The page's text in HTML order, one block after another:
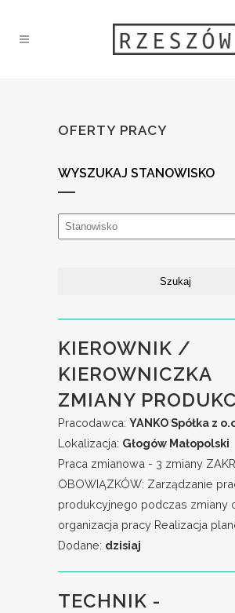
OFERTY PRACY
WYSZUKAJ STANOWISKO
KIEROWNIK /
KIEROWNICZKA
ZMIANY
Pracodawca: YANKO Spółka z
Lokalizacja: Głogów Małopolski
Praca zmianowa - 3 zmiany
OBOWIĄZKÓW: Zarządzanie
produkcyjnego podczas zmiany
organizacja pracy Realizacja
Dodane: dzisiaj
TECHNIK -